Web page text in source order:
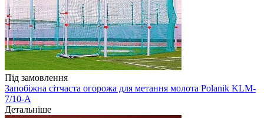
Під замовлення
Запобіжна сітчаста огорожа для метання молота Polanik KLM-
7/10-A
Детальніше